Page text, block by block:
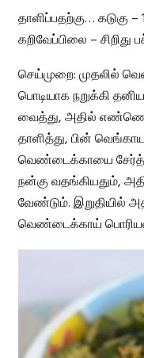
தாளிப்பதற்கு… கடுகு
கறிவேப்பிலை –
செய்முறை: முதலில்
பொடியாக நறுக்கி
வைத்து, அதில்
தாளித்து, பின்
வெண்டைக்காயை
நன்கு வதங்கியதும்,
வேண்டும். இறுதியில்
வெண்டைக்காய் பொரியல்